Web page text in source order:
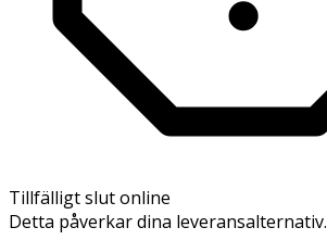
Tillfälligt slut online
Detta påverkar dina leveransalternativ.